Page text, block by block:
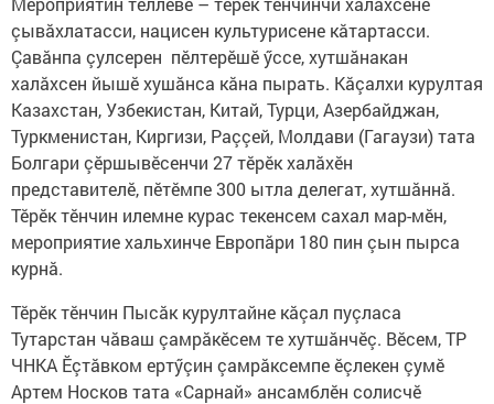
çывăхлатасси, нацисен культурисене кăтартасси.
Çавăнпа çулсерен пӗлтерӗшӗ ӳссе, хутшăнакан
халăхсен йышӗ хушăнса кăна пырать. Кăçалхи курултая
Казахстан, Узбекистан, Китай, Турци, Азербайджан,
Туркменистан, Киргизи, Раççей, Молдави (Гагаузи) тата
Болгари çӗршывӗсенчи 27 тӗрӗк халăхӗн
представителӗ, пӗтӗмпе 300 ытла делегат, хутшăннă.
Тӗрӗк тӗнчин илемне курас текенсем сахал мар-мӗн,
мероприятие хальхинче Европăри 180 пин çын пырса
курнă.
Тӗрӗк тӗнчин Пысăк курултайне кăçал пуçласа
Тутарстан чăваш çамрăкӗсем те хутшăнчӗç. Вӗсем, ТР
ЧНКА Ӗçтăвком ертӳçин çамрăксемпе ӗçлекен çумӗ
Артем Носков тата «Сарнай» ансамблӗн солисчӗ